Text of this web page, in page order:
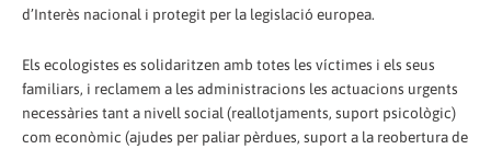
d’Interès nacional i protegit per la legislació europea.
Els ecologistes es solidaritzen amb totes les víctimes i els seus
familiars, i reclamem a les administracions les actuacions urgents
necessàries tant a nivell social (reallotjaments, suport psicològic)
com econòmic (ajudes per paliar pèrdues, suport a la reobertura de